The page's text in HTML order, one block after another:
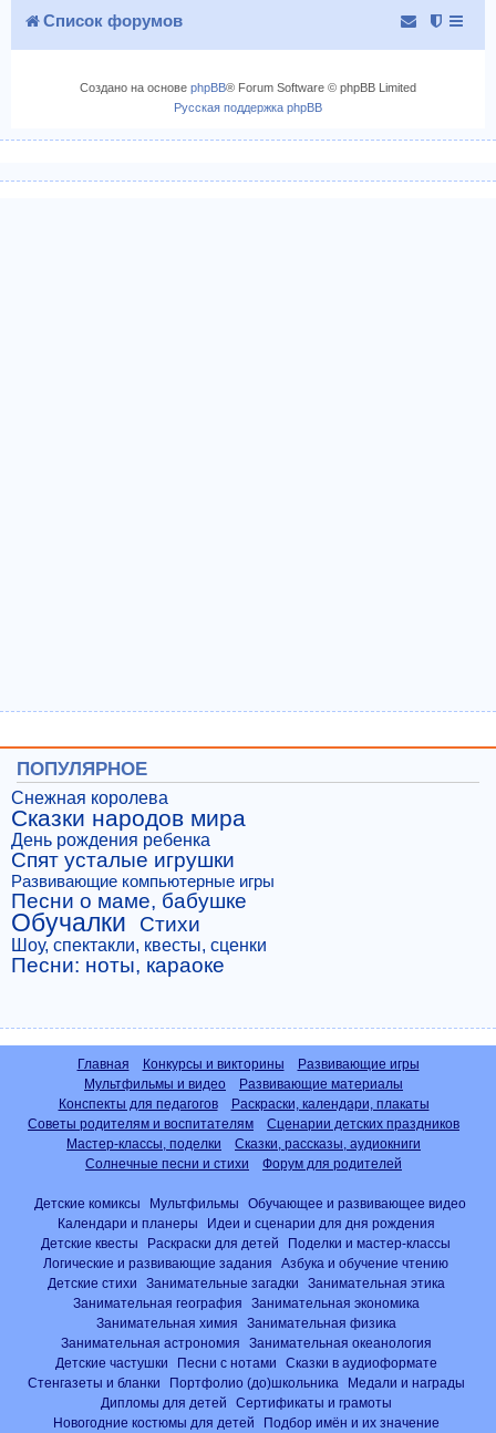
Список форумов
Создано на основе phpBB® Forum Software © phpBB Limited
Русская поддержка phpBB
ПОПУЛЯРНОЕ
Снежная королева
Сказки народов мира
День рождения ребенка
Спят усталые игрушки
Развивающие компьютерные игры
Песни о маме, бабушке
Обучалки Стихи
Шоу, спектакли, квесты, сценки
Песни: ноты, караоке
Главная Конкурсы и викторины
Развивающие игры
Мультфильмы и видео
Развивающие материалы
Конспекты для педагогов
Раскраски, календари, плакаты
Советы родителям и воспитателям
Сценарии детских праздников
Мастер-классы, поделки
Сказки, рассказы, аудиокниги
Солнечные песни и стихи
Форум для родителей
Детские комиксы Мультфильмы
Обучающее и развивающее видео
Календари и планеры
Идеи и сценарии для дня рождения
Детские квесты
Раскраски для детей
Поделки и мастер-классы
Логические и развивающие задания
Азбука и обучение чтению
Детские стихи
Занимательные загадки
Занимательная этика
Занимательная география
Занимательная экономика
Занимательная химия
Занимательная физика
Занимательная астрономия
Занимательная океанология
Детские частушки
Песни с нотами
Сказки в аудиоформате
Стенгазеты и бланки
Портфолио (до)школьника
Медали и награды
Дипломы для детей
Сертификаты и грамоты
Новогодние костюмы для детей
Подбор имён и их значение